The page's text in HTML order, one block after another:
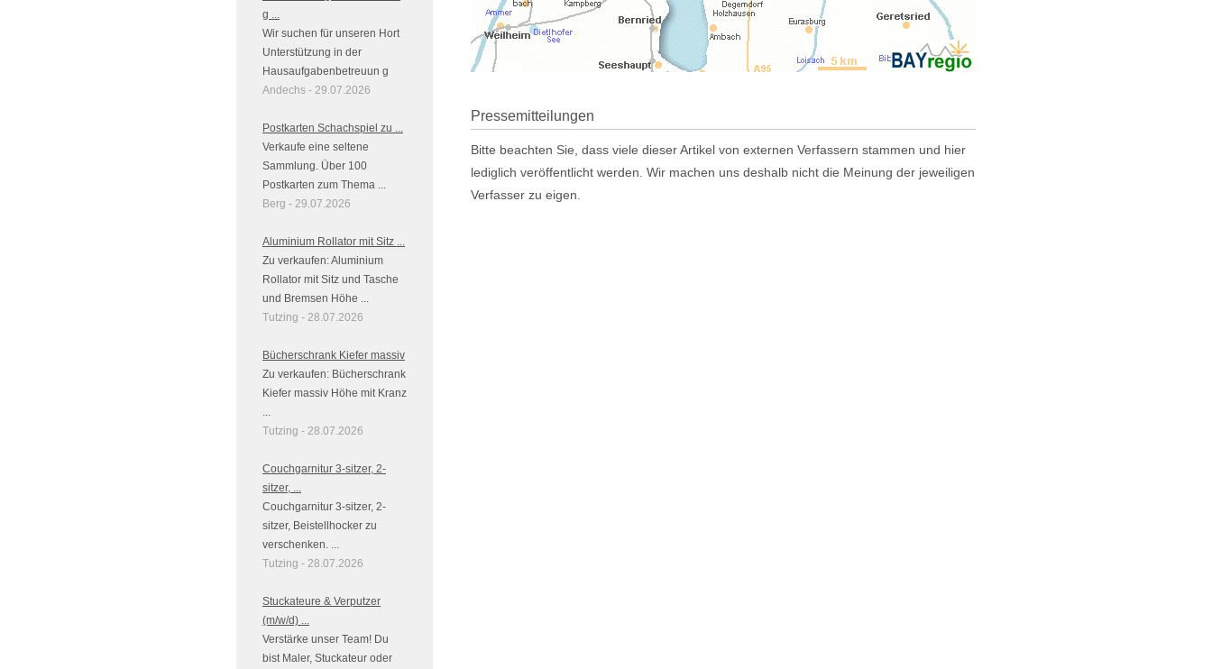
g ...
Wir suchen für unseren Hort
Unterstützung in der
Hausaufgabenbetreuun g
Andechs - 29.07.2026
Postkarten Schachspiel zu ...
Verkaufe eine seltene
Sammlung. Über 100
Postkarten zum Thema ...
Berg - 29.07.2026
Aluminium Rollator mit Sitz ...
Zu verkaufen: Aluminium
Rollator mit Sitz und Tasche
und Bremsen Höhe ...
Tutzing - 28.07.2026
Bücherschrank Kiefer massiv
Zu verkaufen: Bücherschrank
Kiefer massiv Höhe mit Kranz
Tutzing - 28.07.2026
Couchgarnitur 3-sitzer, 2-
sitzer, ...
Couchgarnitur 3-sitzer, 2-
sitzer, Beistellhocker zu
verschenken. ...
Tutzing - 28.07.2026
Stuckateure & Verputzer
(m/w/d) ...
Verstärke unser Team! Du
bist Maler, Stuckateur oder
Pressemitteilungen
Bitte beachten Sie, dass viele dieser Artikel von externen Verfassern stammen und hier
lediglich veröffentlicht werden. Wir machen uns deshalb nicht die Meinung der jeweiligen
Verfasser zu eigen.